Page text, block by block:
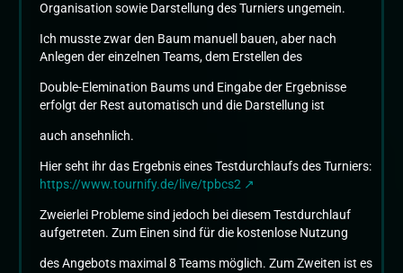
Organisation sowie Darstellung des Turniers ungemein.
Ich musste zwar den Baum manuell bauen, aber nach
Anlegen der einzelnen Teams, dem Erstellen des
Double-Elemination Baums und Eingabe der Ergebnisse
erfolgt der Rest automatisch und die Darstellung ist
auch ansehnlich.
Hier seht ihr das Ergebnis eines Testdurchlaufs des Turniers:
https://www.tournify.de/live/tpbcs2
Zweierlei Probleme sind jedoch bei diesem Testdurchlauf
aufgetreten. Zum Einen sind für die kostenlose Nutzung
des Angebots maximal 8 Teams möglich. Zum Zweiten ist es